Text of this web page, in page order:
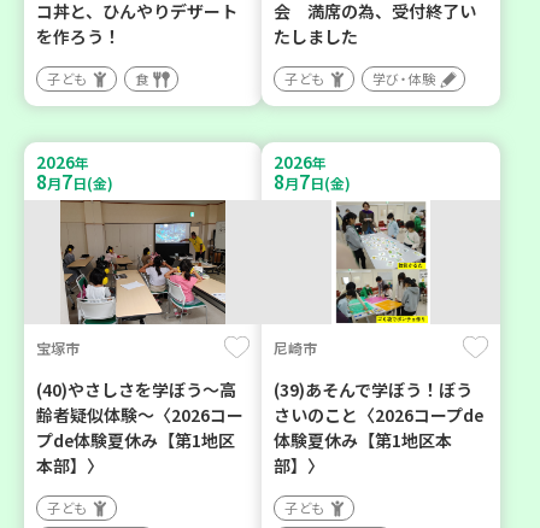
コ丼と、ひんやりデザート
を作ろう！
子ども 食
会 満席の為、受付終了い
たしました
子ども 学び・体験
2026年
8月7日(金)
宝塚市
(40)やさしさを学ぼう～高
齢者疑似体験～〈2026コー
プde体験夏休み【第1地区
本部】〉
子ども
2026年
8月7日(金)
尼崎市
(39)あそんで学ぼう！ぼう
さいのこと〈2026コープde
体験夏休み【第1地区本
部】〉
子ども